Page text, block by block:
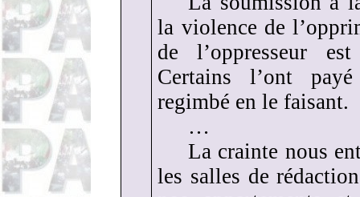
la violence de
de l’oppresseur
Certains l’ont
regimbé en le faisant.
…
La crainte nous
les salles de